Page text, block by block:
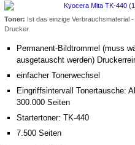
Toner: Ist das einzige Verbrauchsmaterial
Drucker.
Permanent-Bildtrommel (muss
ausgetauscht werden)
einfacher Tonerwechsel
Eingriffsintervall Tonertausche:
300.000 Seiten
Startertoner: TK-440
7.500 Seiten